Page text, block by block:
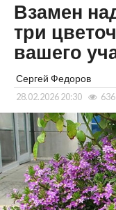
Взамен
три
вашего
Сергей Федоров
28.02.2026 20:30 636